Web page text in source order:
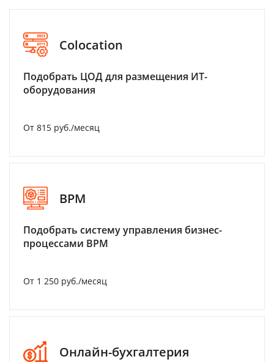
Colocation
Подобрать ЦОД для размещения ИТ-
оборудования
От 815 руб./месяц
BPM
Подобрать систему управления бизнес-
процессами BPM
От 1 250 руб./месяц
Онлайн-бухгалтерия